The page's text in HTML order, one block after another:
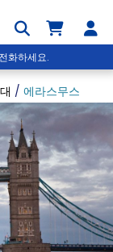
전화하세요.
/ 에라스무스